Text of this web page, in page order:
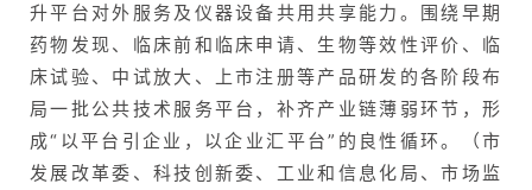
升平台对外服务及仪器设备共用共享能力。围绕早期
药物发现、临床前和临床申请、生物等效性评价、临
床试验、中试放大、上市注册等产品研发的各阶段布
局一批公共技术服务平台，补齐产业链薄弱环节，形
成“以平台引企业，以企业汇平台”的良性循环。（市
发展改革委、科技创新委、工业和信息化局、市场监